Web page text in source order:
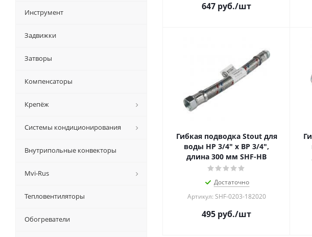
647 руб./шт
Гибкая подводка Stout для
воды НР 3/4" х ВР 3/4",
длина 300 мм SHF-НB
Достаточно
Артикул: SHF-0203-182020
495 руб./шт
Инструмент
Задвижки
Затворы
Компенсаторы
Крепёж
Системы кондиционирования
Внутрипольные конвекторы
Mvi-Rus
Тепловентиляторы
Обогреватели